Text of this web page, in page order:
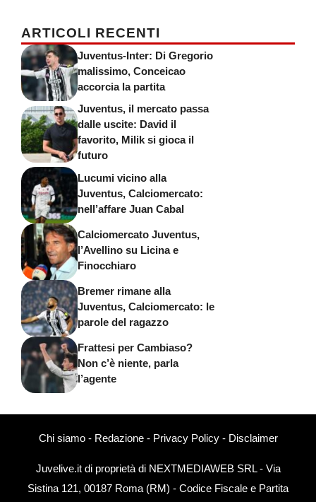
ARTICOLI RECENTI
Juventus-Inter: Di Gregorio
malissimo, Conceicao
accorcia la partita
Juventus, il mercato passa
dalle uscite: David il
favorito, Milik si gioca il
futuro
Lucumi vicino alla
Juventus, Calciomercato:
nell’affare Juan Cabal
Calciomercato Juventus,
l’Avellino su Licina e
Finocchiaro
Bremer rimane alla
Juventus, Calciomercato: le
parole del ragazzo
Frattesi per Cambiaso?
Non c’è niente, parla
l’agente
Chi siamo- Redazione- Privacy Policy- Disclaimer
Juvelive.it di proprietà di NEXTMEDIAWEB SRL - Via
Sistina 121, 00187 Roma (RM) - Codice Fiscale e Partita